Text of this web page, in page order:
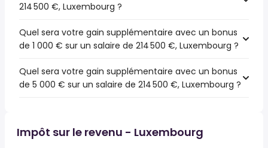
214 500 €, Luxembourg ?
Quel sera votre gain supplémentaire avec un bonus
de 1 000 € sur un salaire de 214 500 €, Luxembourg ?
Quel sera votre gain supplémentaire avec un bonus
de 5 000 € sur un salaire de 214 500 €, Luxembourg ?
Impôt sur le revenu - Luxembourg